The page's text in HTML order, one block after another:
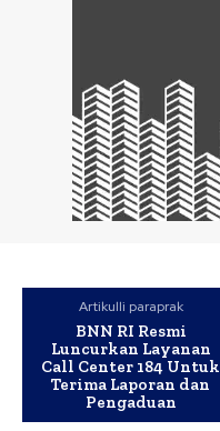
Artikulli paraprak
BNN RI Resmi
Luncurkan Layanan
Call Center 184 Untuk
Terima Laporan dan
Pengaduan